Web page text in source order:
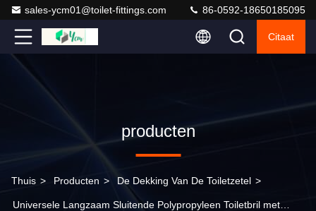
sales-ycm01@toilet-fittings.com 86-0592-18650185095
Citaat
producten
Thuis > Producten > De Dekking Van De Toiletzetel >
Universele Langzaam Sluitende Polypropyleen Toiletbril met